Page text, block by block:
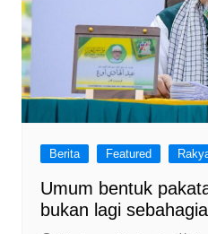
Berita Featured
Umum bentuk
bukan lagi